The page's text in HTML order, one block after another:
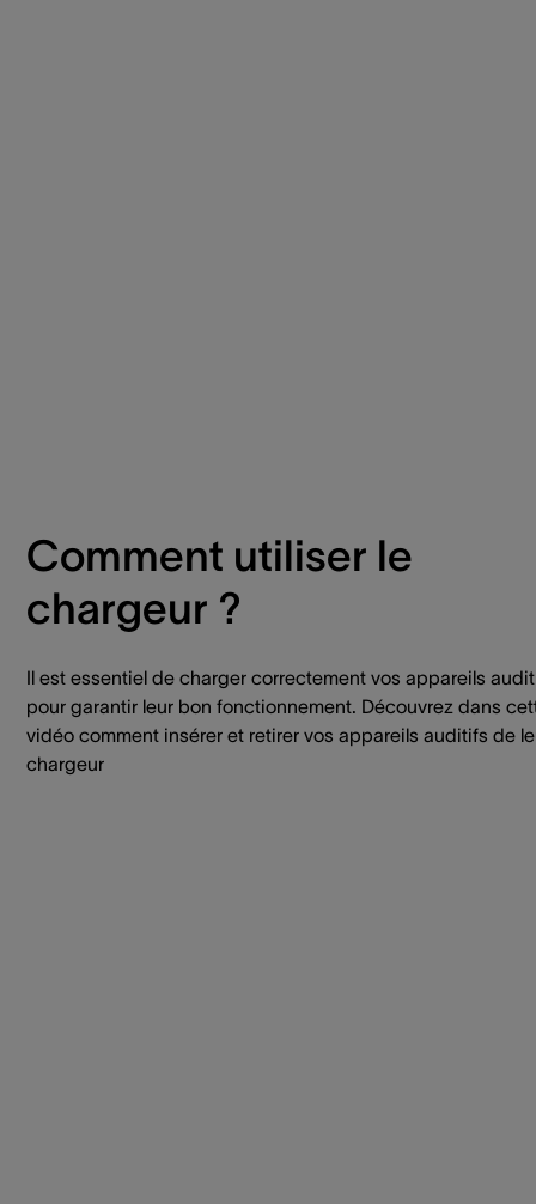
Comment utiliser le
chargeur ?
Il est essentiel de charger correctement vos appareils
pour garantir leur bon fonctionnement. Découvrez dans
vidéo comment insérer et retirer vos appareils auditifs de
chargeur